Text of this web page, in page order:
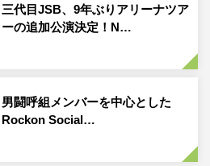
、20日の2日間にわたり開催さ
の東京ドームでのお客さんを目
になれた」 と、井口理
とおり、約5年の軌跡を経て築
るメモリアルなステージとなっ
信する『King Gnu Live at
三代目JSB、9年ぶりアリーナツア
ーの追加公演決定！N…
男闘呼組メンバーを中心とした
Rockon Social…